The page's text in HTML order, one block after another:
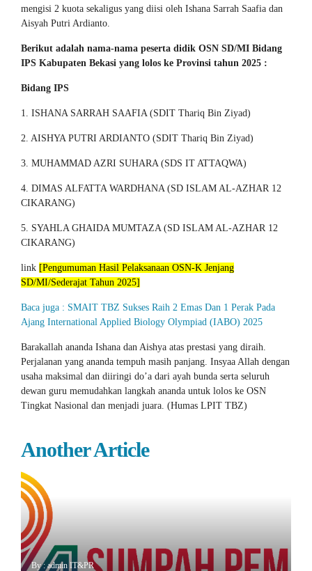
mengisi 2 kuota sekaligus yang diisi oleh Ishana Sarrah Saafia dan
Aisyah Putri Ardianto.
Berikut adalah nama-nama peserta didik OSN SD/MI Bidang
IPS Kabupaten Bekasi yang lolos ke Provinsi tahun 2025 :
Bidang IPS
1. ISHANA SARRAH SAAFIA (SDIT Thariq Bin Ziyad)
2. AISHYA PUTRI ARDIANTO (SDIT Thariq Bin Ziyad)
3. MUHAMMAD AZRI SUHARA (SDS IT ATTAQWA)
4. DIMAS ALFATTA WARDHANA (SD ISLAM AL-AZHAR 12
CIKARANG)
5. SYAHLA GHAIDA MUMTAZA (SD ISLAM AL-AZHAR 12
CIKARANG)
link [Pengumuman Hasil Pelaksanaan OSN-K Jenjang
SD/MI/Sederajat Tahun 2025]
Baca juga : SMAIT TBZ Sukses Raih 2 Emas Dan 1 Perak Pada
Ajang International Applied Biology Olympiad (IABO) 2025
Barakallah ananda Ishana dan Aishya atas prestasi yang diraih.
Perjalanan yang ananda tempuh masih panjang. Insyaa Allah dengan
usaha maksimal dan diiringi do’a dari ayah bunda serta seluruh
dewan guru memudahkan langkah ananda untuk lolos ke OSN
Tingkat Nasional dan menjadi juara. (Humas LPIT TBZ)
Another Article
By : admin IT&PR